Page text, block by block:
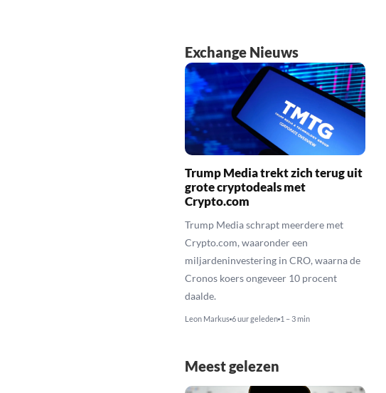
Exchange Nieuws
Trump Media trekt zich terug uit
grote cryptodeals met
Crypto.com
Trump Media schrapt meerdere met
Crypto.com, waaronder een
miljardeninvestering in CRO, waarna de
Cronos koers ongeveer 10 procent
daalde.
Leon Markus 6 uur geleden 1 – 3 min
Meest gelezen